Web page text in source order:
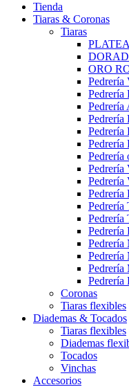
Tienda
Tiaras & Coronas
Tiaras
ORO
Pedrería
Pedrería
Pedrería
Pedrería
Pedrería
Coronas
Tiaras flexibles
Diademas & Tocados
Tiaras flexibles
Diademas
Tocados
Vinchas
Accesorios